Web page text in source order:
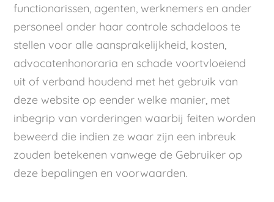
functionarissen, agenten, werknemers en ander
personeel onder haar controle schadeloos te
stellen voor alle aansprakelijkheid, kosten,
advocatenhonoraria en schade voortvloeiend
uit of verband houdend met het gebruik van
deze website op eender welke manier, met
inbegrip van vorderingen waarbij feiten worden
beweerd die indien ze waar zijn een inbreuk
zouden betekenen vanwege de Gebruiker op
deze bepalingen en voorwaarden.